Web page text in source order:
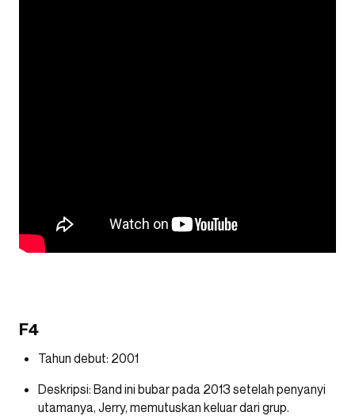
F4
Tahun debut: 2001
Deskripsi: Band ini bubar pada 2013 setelah penyanyi
utamanya, Jerry, memutuskan keluar dari grup.